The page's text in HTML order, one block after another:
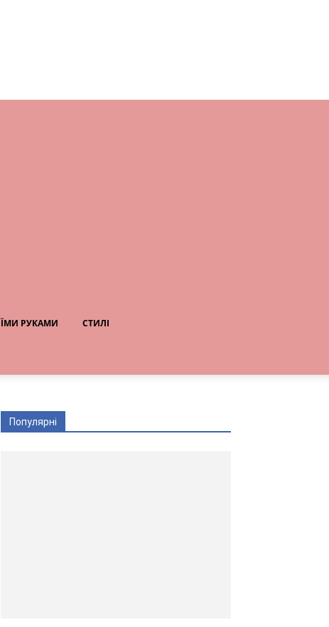
РУКАМИ СТИЛІ
Популярні